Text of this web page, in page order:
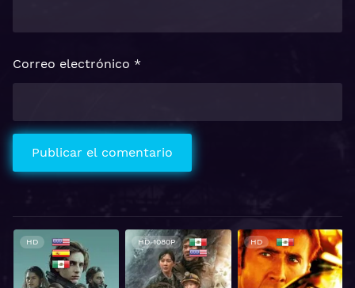
Correo electrónico *
HD HD 1080P HD